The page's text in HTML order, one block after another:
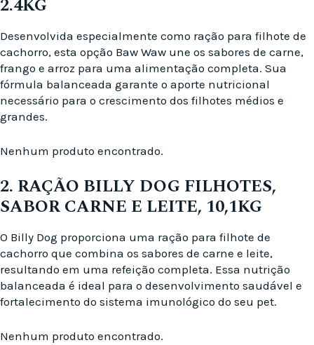
2.4KG
Desenvolvida especialmente como ração para filhote de
cachorro, esta opção Baw Waw une os sabores de carne,
frango e arroz para uma alimentação completa. Sua
fórmula balanceada garante o aporte nutricional
necessário para o crescimento dos filhotes médios e
grandes.
Nenhum produto encontrado.
2. RAÇÃO BILLY DOG FILHOTES,
SABOR CARNE E LEITE, 10,1KG
O Billy Dog proporciona uma ração para filhote de
cachorro que combina os sabores de carne e leite,
resultando em uma refeição completa. Essa nutrição
balanceada é ideal para o desenvolvimento saudável e
fortalecimento do sistema imunológico do seu pet.
Nenhum produto encontrado.